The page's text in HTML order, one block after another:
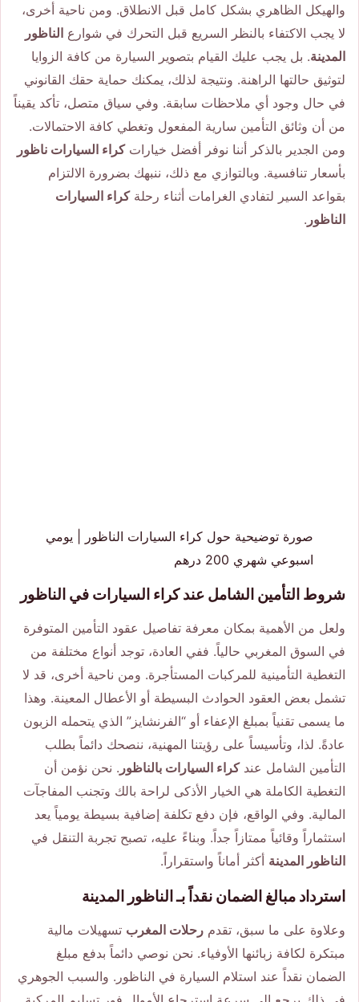
والهيكل الظاهري بشكل كامل قبل الانطلاق. ومن ناحية أخرى،
لا يجب الاكتفاء بالنظر السريع قبل التحرك في شوارع الناظور
المدينة. بل يجب عليك القيام بتصوير السيارة من كافة الزوايا
لتوثيق حالتها الراهنة. ونتيجة لذلك، يمكنك حماية حقك القانوني
في حال وجود أي ملاحظات سابقة. وفي سياق متصل، تأكد يقيناً
من أن وثائق التأمين سارية المفعول وتغطي كافة الاحتمالات.
ومن الجدير بالذكر أننا نوفر أفضل خياراتكراء السيارات ناظور
بأسعار تنافسية. وبالتوازي مع ذلك، ننبهك بضرورة الالتزام
بقواعد السير لتفادي الغرامات أثناء رحلةكراء السيارات
الناظور .
صورة توضيحية حول كراء السيارات الناظور | يومي
اسبوعي شهري 200 درهم
شروط التأمين الشامل عند كراء السيارات في الناظور
ولعل من الأهمية بمكان معرفة تفاصيل عقود التأمين المتوفرة
في السوق المغربي حالياً. ففي العادة، توجد أنواع مختلفة من
التغطية التأمينية للمركبات المستأجرة. ومن ناحية أخرى، قد لا
تشمل بعض العقود الحوادث البسيطة أو الأعطال المعينة. وهذا
ما يسمى تقنياً بمبلغ الإعفاء أو “الفرنشايز” الذي يتحمله الزبون
عادةً. لذا، وتأسيساً على رؤيتنا المهنية، ننصحك دائماً بطلب
التأمين الشامل عندكراء السيارات بالناظور . نحن نؤمن أن
التغطية الكاملة هي الخيار الأذكى لراحة بالك وتجنب المفاجآت
المالية. وفي الواقع، فإن دفع تكلفة إضافية بسيطة يومياً يعد
استثماراً وقائياً ممتازاً جداً. وبناءً عليه، تصبح تجربة التنقل في
الناظور المدينة أكثر أماناً واستقراراً.
استرداد مبالغ الضمان نقداً بـ الناظور المدينة
وعلاوة على ما سبق، تقدم رحلات المغرب تسهيلات مالية
مبتكرة لكافة زبائنها الأوفياء. نحن نوصي دائماً بدفع مبلغ
الضمان نقداً عند استلام السيارة في الناظور. والسبب الجوهري